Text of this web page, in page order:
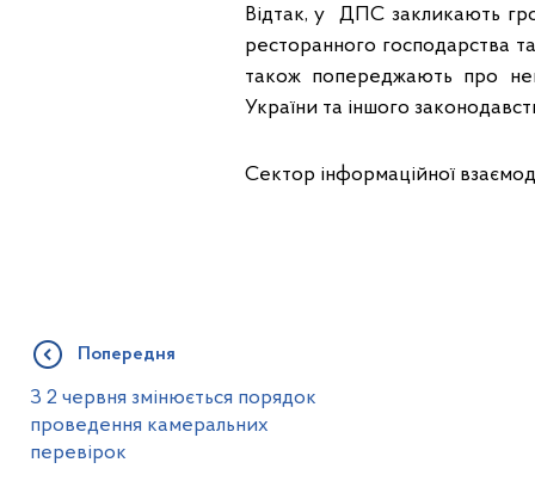
Відтак, у ДПС закликають
ресторанного господарства
також попереджають про
України та іншого
Сектор інформаційної
Попередня
З 2 червня змінюється порядок
проведення камеральних
перевірок